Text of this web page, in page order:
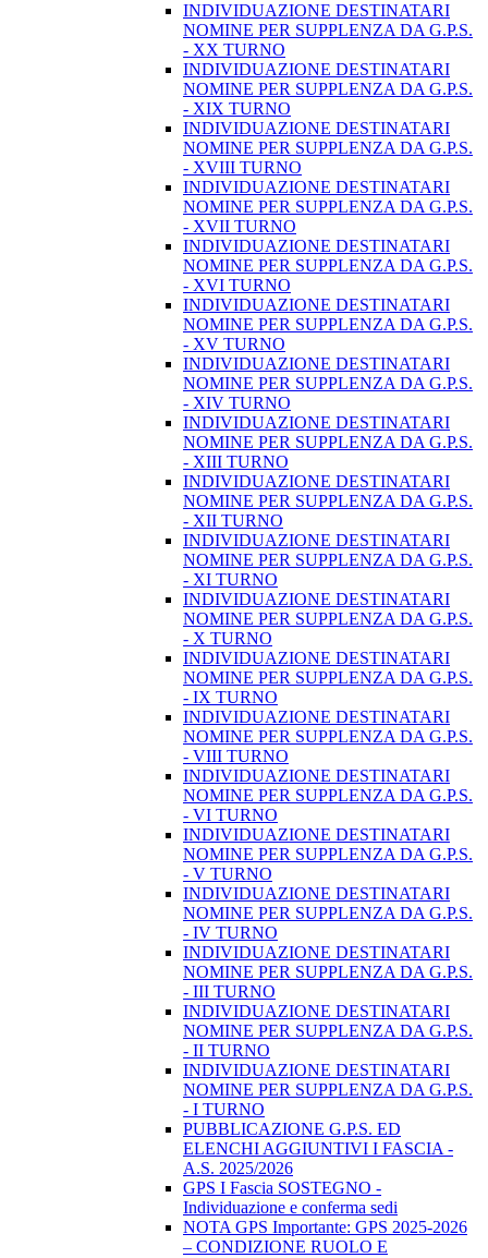
INDIVIDUAZIONE DESTINATARI
NOMINE PER SUPPLENZA DA G.P.S.
- XX TURNO
INDIVIDUAZIONE DESTINATARI
NOMINE PER SUPPLENZA DA G.P.S.
- XIX TURNO
INDIVIDUAZIONE DESTINATARI
NOMINE PER SUPPLENZA DA G.P.S.
- XVIII TURNO
INDIVIDUAZIONE DESTINATARI
NOMINE PER SUPPLENZA DA G.P.S.
- XVII TURNO
INDIVIDUAZIONE DESTINATARI
NOMINE PER SUPPLENZA DA G.P.S.
- XVI TURNO
INDIVIDUAZIONE DESTINATARI
NOMINE PER SUPPLENZA DA G.P.S.
- XV TURNO
INDIVIDUAZIONE DESTINATARI
NOMINE PER SUPPLENZA DA G.P.S.
- XIV TURNO
INDIVIDUAZIONE DESTINATARI
NOMINE PER SUPPLENZA DA G.P.S.
- XIII TURNO
INDIVIDUAZIONE DESTINATARI
NOMINE PER SUPPLENZA DA G.P.S.
- XII TURNO
INDIVIDUAZIONE DESTINATARI
NOMINE PER SUPPLENZA DA G.P.S.
- XI TURNO
INDIVIDUAZIONE DESTINATARI
NOMINE PER SUPPLENZA DA G.P.S.
- X TURNO
INDIVIDUAZIONE DESTINATARI
NOMINE PER SUPPLENZA DA G.P.S.
- IX TURNO
INDIVIDUAZIONE DESTINATARI
NOMINE PER SUPPLENZA DA G.P.S.
- VIII TURNO
INDIVIDUAZIONE DESTINATARI
NOMINE PER SUPPLENZA DA G.P.S.
- VI TURNO
INDIVIDUAZIONE DESTINATARI
NOMINE PER SUPPLENZA DA G.P.S.
- V TURNO
INDIVIDUAZIONE DESTINATARI
NOMINE PER SUPPLENZA DA G.P.S.
- IV TURNO
INDIVIDUAZIONE DESTINATARI
NOMINE PER SUPPLENZA DA G.P.S.
- III TURNO
INDIVIDUAZIONE DESTINATARI
NOMINE PER SUPPLENZA DA G.P.S.
- II TURNO
INDIVIDUAZIONE DESTINATARI
NOMINE PER SUPPLENZA DA G.P.S.
- I TURNO
PUBBLICAZIONE G.P.S. ED
ELENCHI AGGIUNTIVI I FASCIA -
A.S. 2025/2026
GPS I Fascia SOSTEGNO -
Individuazione e conferma sedi
NOTA GPS Importante: GPS 2025-2026
– CONDIZIONE RUOLO E